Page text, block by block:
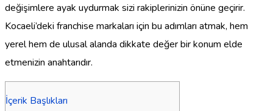
değişimlere ayak uydurmak sizi rakiplerinizin önüne geçirir.
Kocaeli’deki franchise markaları için bu adımları atmak, hem
yerel hem de ulusal alanda dikkate değer bir konum elde
etmenizin anahtarıdır.
İçerik Başlıkları